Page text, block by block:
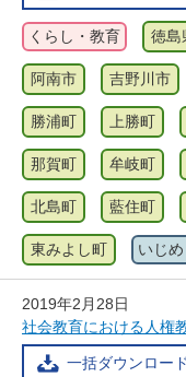
くらし・教育 徳島
阿南市 吉野川市
勝浦町 上勝町
那賀町 牟岐町
北島町 藍住町
東みよし町 いじ
2019年2月28日
社会教育における人権
一括ダウンロー